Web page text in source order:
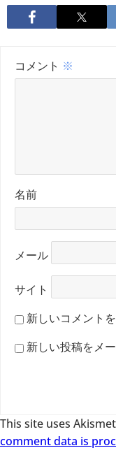
コメント ※
名前
メール
サイト
新しいコメント
新しい投稿をメ
This site uses
comment data is